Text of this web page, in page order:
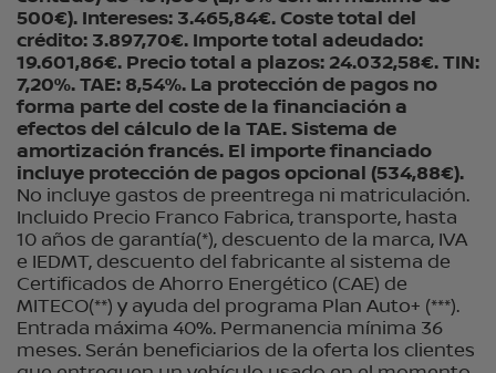
500€). Intereses: 3.465,84€. Coste total del
crédito: 3.897,70€. Importe total adeudado:
19.601,86€. Precio total a plazos: 24.032,58€. TIN:
7,20%. TAE: 8,54%. La protección de pagos no
forma parte del coste de la financiación a
efectos del cálculo de la TAE. Sistema de
amortización francés. El importe financiado
incluye protección de pagos opcional (534,88€).
No incluye gastos de preentrega ni matriculación.
Incluido Precio Franco Fabrica, transporte, hasta
10 años de garantía(*), descuento de la marca, IVA
e IEDMT, descuento del fabricante al sistema de
Certificados de Ahorro Energético (CAE) de
MITECO(**) y ayuda del programa Plan Auto+ (***).
Entrada máxima 40%. Permanencia mínima 36
meses. Serán beneficiarios de la oferta los clientes